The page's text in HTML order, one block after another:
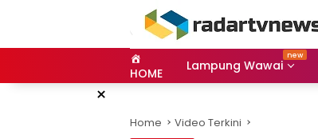
HOME Lampung Wawai
×
Home Video Terkini